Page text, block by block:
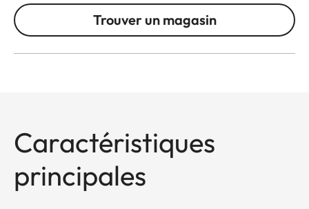
Trouver un magasin
Caractéristiques
principales